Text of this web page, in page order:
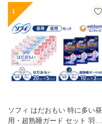
1
ソフィ はだおもい 特に多い昼
用・超熟睡ガード セット 羽付